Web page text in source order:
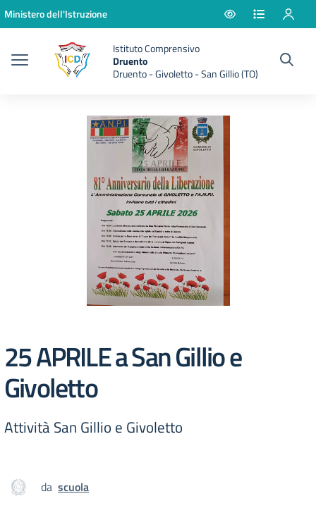
Vai ai contenuti
Vai al menu di navigazione
Vai al footer
Ministero dell'Istruzione
Istituto Comprensivo
Druento
Druento - Givoletto - San Gillio (TO)
25 APRILE a San Gillio e
Givoletto
Attività San Gillio e Givoletto
da scuola